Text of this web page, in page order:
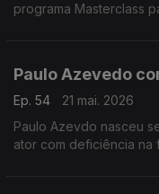
programa Masterclass
Paulo Azevedo
Ep. 54
21 mai. 2026
Paulo Azevdo nasceu
ator com deficiência na